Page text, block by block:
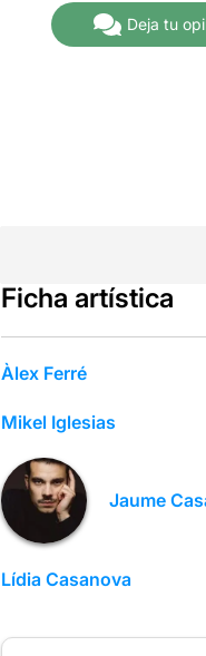
Deja tu
Ficha artística
Àlex Ferré
Mikel Iglesias
Jaume
Lídia Casanova